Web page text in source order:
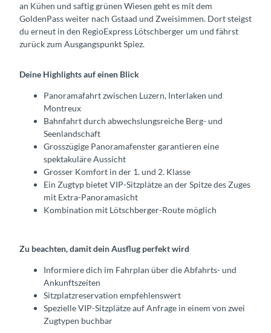
an Kühen und saftig grünen Wiesen geht es mit dem
GoldenPass weiter nach Gstaad und Zweisimmen. Dort steigst
du erneut in den RegioExpress Lötschberger um und fährst
zurück zum Ausgangspunkt Spiez.
Deine Highlights auf einen Blick
Panoramafahrt zwischen Luzern, Interlaken und
Montreux
Bahnfahrt durch abwechslungsreiche Berg- und
Seenlandschaft
Grosszügige Panoramafenster garantieren eine
spektakuläre Aussicht
Grosser Komfort in der 1. und 2. Klasse
Ein Zugtyp bietet VIP-Sitzplätze an der Spitze des Zuges
mit Extra-Panoramasicht
Kombination mit Lötschberger-Route möglich
Zu beachten, damit dein Ausflug perfekt wird
Informiere dich im Fahrplan über die Abfahrts- und
Ankunftszeiten
Sitzplatzreservation empfehlenswert
Spezielle VIP-Sitzplätze auf Anfrage in einem von zwei
Zugtypen buchbar